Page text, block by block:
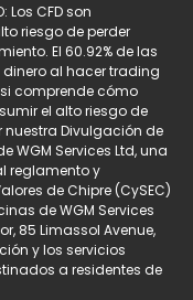
Los CFD son
riesgo de perder
El 60.92% de las
al hacer trading
si comprende cómo
el alto riesgo de
nuestra Divulgación de
WGM Services Ltd, una
reglamento y
de Chipre (CySEC)
de WGM Services
85 Limassol Avenue,
y los servicios
a residentes de